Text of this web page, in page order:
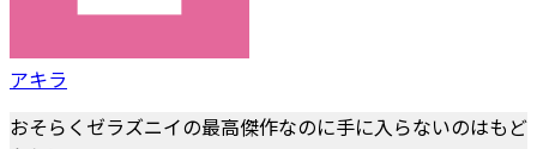
アキラ
おそらくゼラズニイの最高傑作なのに手に入らないのはもど